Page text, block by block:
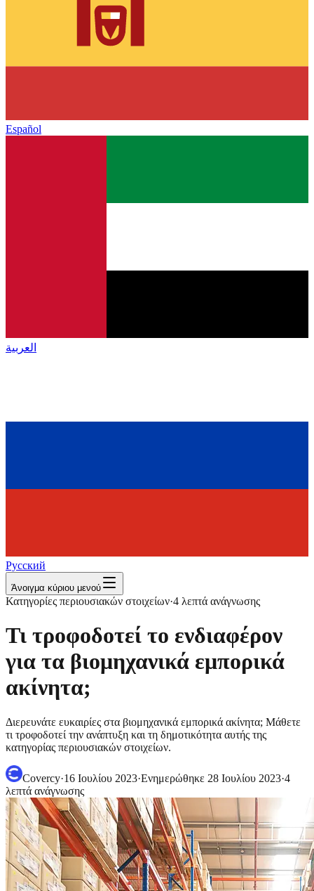
Español
العربية
Русский
Άνοιγμα κύριου μενού
Κατηγορίες περιουσιακών στοιχείων·4 λεπτά ανάγνωσης
Τι τροφοδοτεί το ενδιαφέρον
για τα βιομηχανικά εμπορικά
ακίνητα;
Διερευνάτε ευκαιρίες στα βιομηχανικά εμπορικά ακίνητα; Μάθετε
τι τροφοδοτεί την ανάπτυξη και τη δημοτικότητα αυτής της
κατηγορίας περιουσιακών στοιχείων.
Covercy·16 Ιουλίου 2023·Ενημερώθηκε 28 Ιουλίου 2023·4
λεπτά ανάγνωσης